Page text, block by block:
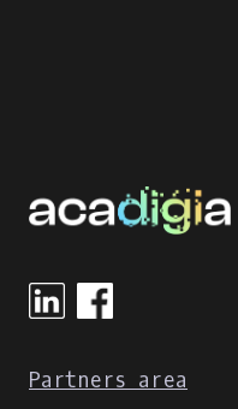
Partners area